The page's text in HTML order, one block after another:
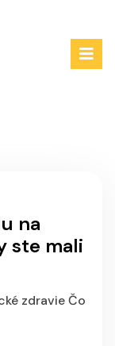
na
ste mali
zdravie Čo